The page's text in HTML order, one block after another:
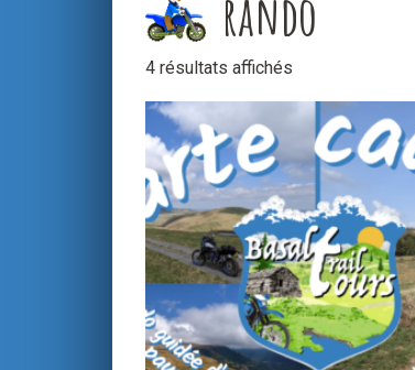
rando
4 résultats affichés